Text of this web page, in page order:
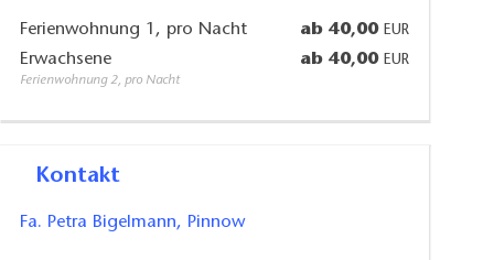
Ferienwohnung 1, pro Nacht ab 40,00 EUR
Erwachsene ab 40,00 EUR
Ferienwohnung 2, pro Nacht
Kontakt
Fa. Petra Bigelmann, Pinnow